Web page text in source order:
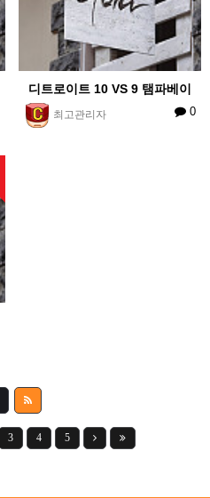
디트로이트 10 VS 9 탬파베이
최고관리자 0
3 4 5